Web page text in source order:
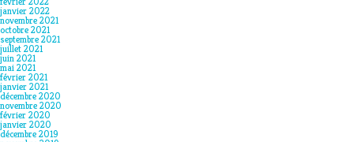
janvier 2022
novembre 2021
octobre 2021
septembre 2021
juillet 2021
juin 2021
mai 2021
février 2021
janvier 2021
décembre 2020
novembre 2020
février 2020
janvier 2020
décembre 2019